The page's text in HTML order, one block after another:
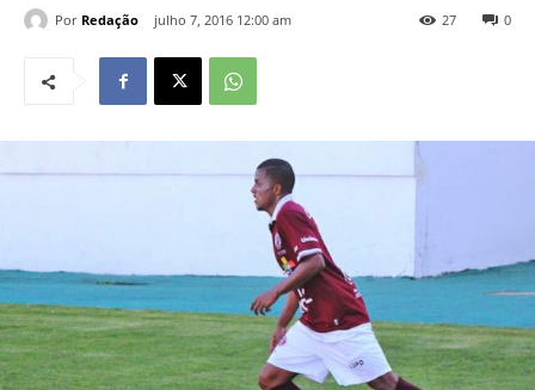
Por Redação julho 7, 2016 12:00 am 0
27